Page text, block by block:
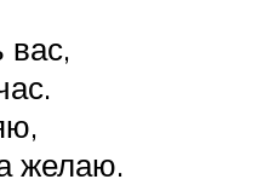
вас,
желаю.